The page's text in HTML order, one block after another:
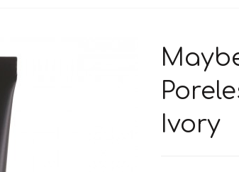
Ivory